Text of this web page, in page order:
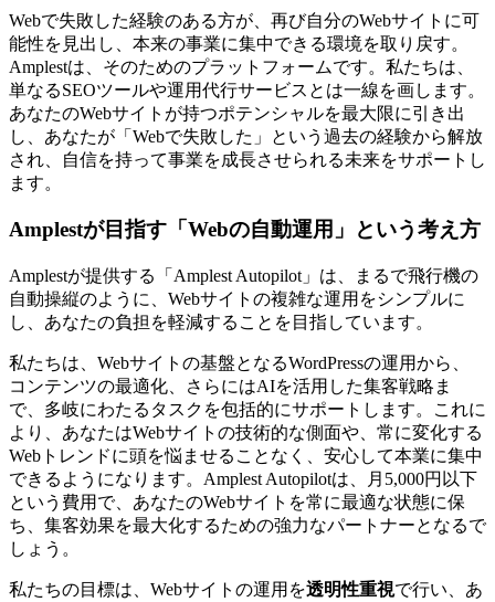
Webで失敗した経験のある方が、再び自分のWebサイトに可
能性を見出し、本来の事業に集中できる環境を取り戻す。
Amplestは、そのためのプラットフォームです。私たちは、
単なるSEOツールや運用代行サービスとは一線を画します。
あなたのWebサイトが持つポテンシャルを最大限に引き出
し、あなたが「Webで失敗した」という過去の経験から解放
され、自信を持って事業を成長させられる未来をサポートし
ます。
Amplestが目指す「Webの自動運用」という考え方
Amplestが提供する「Amplest Autopilot」は、まるで飛行機の
自動操縦のように、Webサイトの複雑な運用をシンプルに
し、あなたの負担を軽減することを目指しています。
私たちは、Webサイトの基盤となるWordPressの運用から、
コンテンツの最適化、さらにはAIを活用した集客戦略ま
で、多岐にわたるタスクを包括的にサポートします。これに
より、あなたはWebサイトの技術的な側面や、常に変化する
Webトレンドに頭を悩ませることなく、安心して本業に集中
できるようになります。Amplest Autopilotは、月5,000円以下
という費用で、あなたのWebサイトを常に最適な状態に保
ち、集客効果を最大化するための強力なパートナーとなるで
しょう。
私たちの目標は、Webサイトの運用を透明性重視で行い、あ